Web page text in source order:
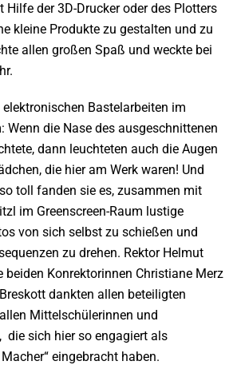
Hilfe der 3D-Drucker oder des Plotters
kleine Produkte zu gestalten und zu
allen großen Spaß und weckte bei
elektronischen Bastelarbeiten im
Wenn die Nase des ausgeschnittenen
dann leuchteten auch die Augen
die hier am Werk waren! Und
toll fanden sie es, zusammen mit
im Greenscreen-Raum lustige
von sich selbst zu schießen und
zu drehen. Rektor Helmut
beiden Konrektorinnen Christiane Merz
dankten allen beteiligten
Mittelschülerinnen und
die sich hier so engagiert als
eingebracht haben.